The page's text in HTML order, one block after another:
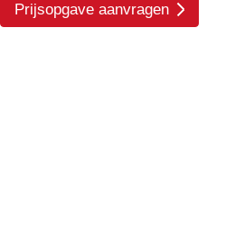
Prijsopgave aanvragen